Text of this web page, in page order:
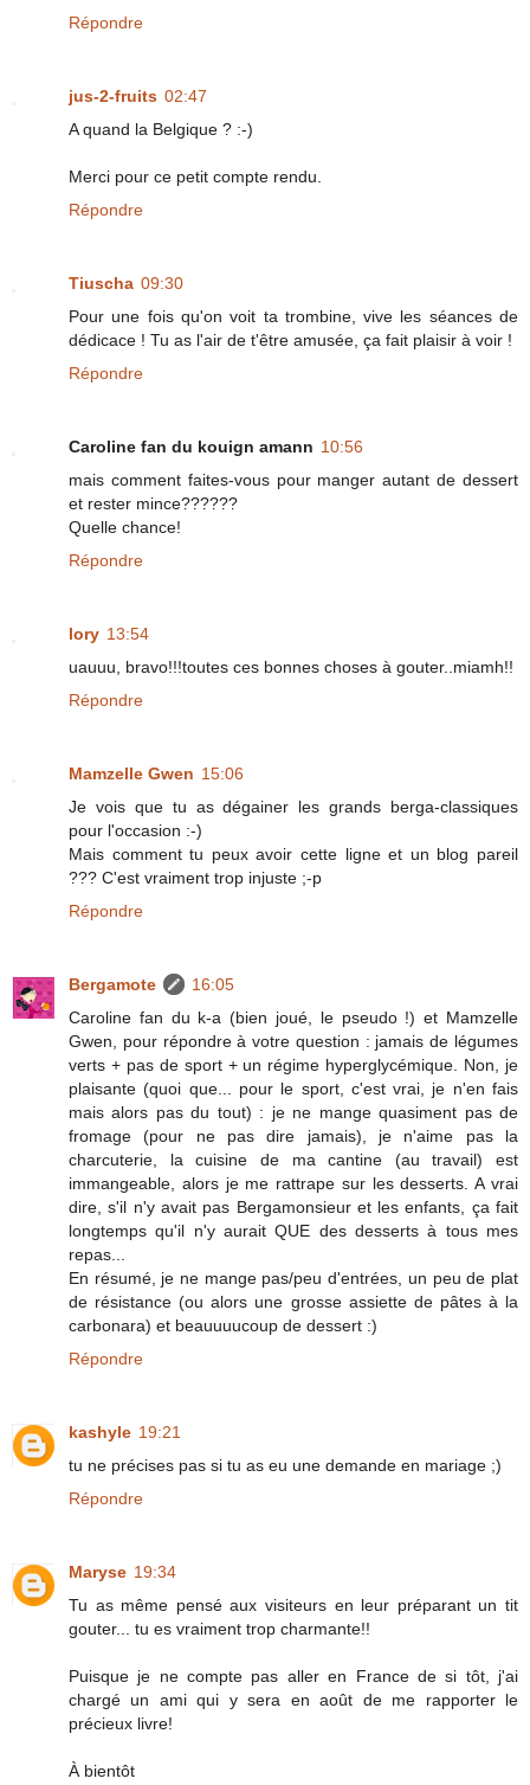
Répondre
jus-2-fruits 02:47
A quand la Belgique ? :-)
Merci pour ce petit compte rendu.
Répondre
Tiuscha 09:30
Pour une fois qu'on voit ta trombine, vive les séances de
dédicace ! Tu as l'air de t'être amusée, ça fait plaisir à voir !
Répondre
Caroline fan du kouign amann 10:56
mais comment faites-vous pour manger autant de dessert
et rester mince??????
Quelle chance!
Répondre
lory 13:54
uauuu, bravo!!!toutes ces bonnes choses à gouter..miamh!!
Répondre
Mamzelle Gwen 15:06
Je vois que tu as dégainer les grands berga-classiques
pour l'occasion :-)
Mais comment tu peux avoir cette ligne et un blog pareil
??? C'est vraiment trop injuste ;-p
Répondre
Bergamote
16:05
Caroline fan du k-a (bien joué, le pseudo !) et Mamzelle
Gwen, pour répondre à votre question : jamais de légumes
verts + pas de sport + un régime hyperglycémique. Non, je
plaisante (quoi que... pour le sport, c'est vrai, je n'en fais
mais alors pas du tout) : je ne mange quasiment pas de
fromage (pour ne pas dire jamais), je n'aime pas la
charcuterie, la cuisine de ma cantine (au travail) est
immangeable, alors je me rattrape sur les desserts. A vrai
dire, s'il n'y avait pas Bergamonsieur et les enfants, ça fait
longtemps qu'il n'y aurait QUE des desserts à tous mes
repas...
En résumé, je ne mange pas/peu d'entrées, un peu de plat
de résistance (ou alors une grosse assiette de pâtes à la
carbonara) et beauuuucoup de dessert :)
Répondre
kashyle 19:21
tu ne précises pas si tu as eu une demande en mariage ;)
Répondre
Maryse 19:34
Tu as même pensé aux visiteurs en leur préparant un tit
gouter... tu es vraiment trop charmante!!
Puisque je ne compte pas aller en France de si tôt, j'ai
chargé un ami qui y sera en août de me rapporter le
précieux livre!
À bientôt